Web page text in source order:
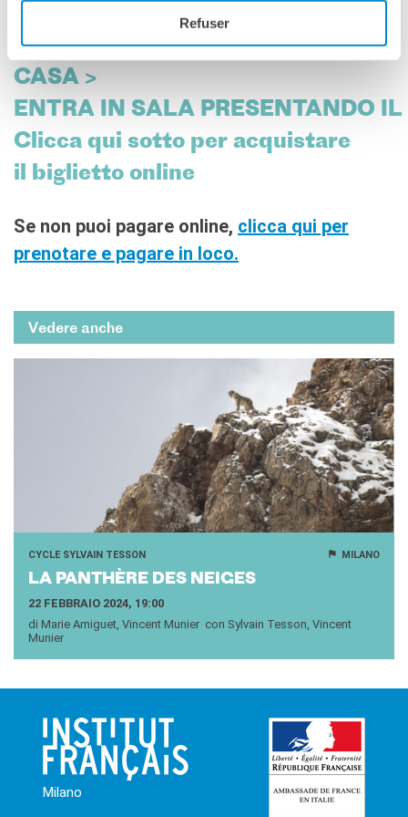
Refuser
CREA UN ACCOUNT > PAGA DA
CASA >
ENTRA IN SALA PRESENTANDO IL
Clicca qui sotto per acquistare
il biglietto online
Se non puoi pagare online, clicca qui per
prenotare e pagare in loco.
Vedere anche
CYCLE SYLVAIN TESSON MILANO
LA PANTHÈRE DES NEI­GES
22 FEBBRAIO 2024, 19:00
di Marie Amiguet, Vincent Munier con Sylvain Tesson, Vincent
Munier
Milano